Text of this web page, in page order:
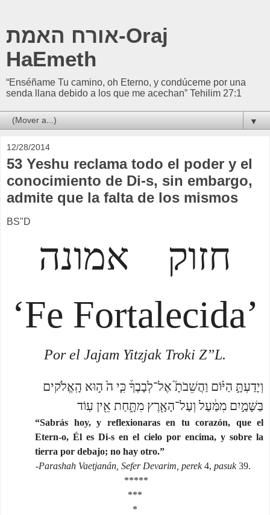
אורח האמת-Oraj
HaEmeth
“Enséñame Tu camino, oh Eterno, y condúceme por una
senda llana debido a los que me acechan” Tehilim 27:1
▼
12/28/2014
53 Yeshu reclama todo el poder y el
conocimiento de Di-s, sin embargo,
admite que la falta de los mismos
BS"D
חזוק אמונה
‘Fe Fortalecida’
Por el Jajam Yitzjak Troki Z”L.
וְיָדַעְתָּ֣ הַיּ֗וֹם וַהֲשֵׁבֹתָ֮ אֶל־לְבָבֶךָ֒ כִּ֤י ה֙ ה֣וּא הָֽאֱלֹקים
בַּשָּׁמַ֣יִם מִמַּ֔עַל וְעַל־הָאָ֖רֶץ מִתָּ֑חַת אֵ֖ין עֽוֹד
“Sabrás hoy, y reflexionaras en tu corazón, que el
Etern-o, Él es Di-s en el cielo por encima, y sobre la
tierra por debajo; no hay otro.”
-Parashah Vaetjanán, Sefer Devarim, perek4, pasuk39.
*****
***
*